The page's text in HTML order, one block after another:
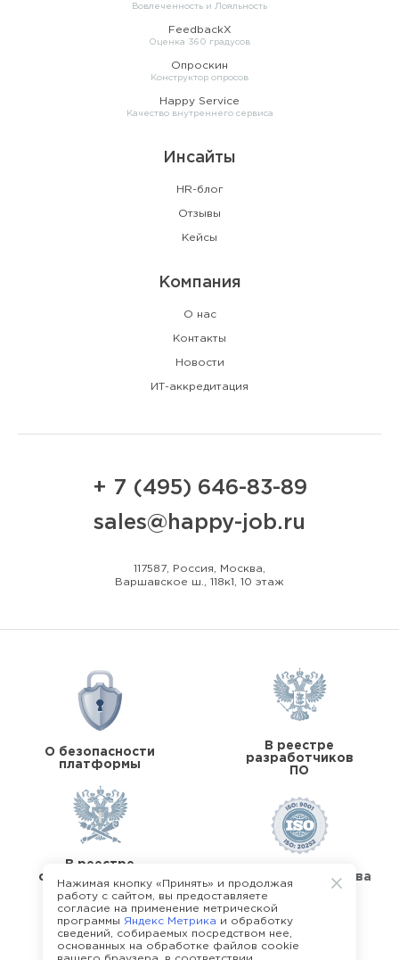
Вовлеченность и Лояльность
FeedbackX
Оценка 360 градусов
Опроскин
Конструктор опросов
Happy Service
Качество внутреннего сервиса
Инсайты
HR-блог
Отзывы
Кейсы
Компания
О нас
Контакты
Новости
ИТ-аккредитация
+ 7 (495) 646-83-89
sales@happy-job.ru
117587, Россия, Москва,
Варшавское ш., 118к1, 10 этаж
О безопасности
платформы
В реестре
разработчиков
ПО
В реестре
операторов перс.
данных
Стандарты качества
Нажимая кнопку «Принять» и продолжая
работу с сайтом, вы предоставляете
согласие на применение метрической
программы Яндекс Метрика и обработку
сведений, собираемых посредством нее,
основанных на обработке файлов cookie